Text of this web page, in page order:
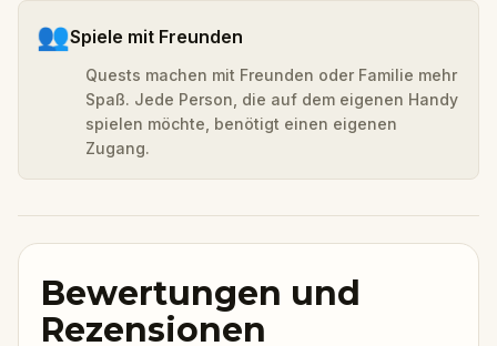
👥Spiele mit Freunden
Quests machen mit Freunden oder Familie mehr
Spaß. Jede Person, die auf dem eigenen Handy
spielen möchte, benötigt einen eigenen
Zugang.
Bewertungen und
Rezensionen